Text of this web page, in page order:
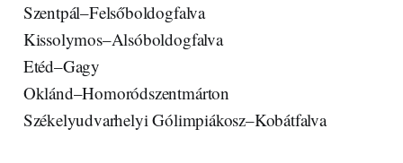
Szentpál–Felsőboldogfalva
Kissolymos–Alsóboldogfalva
Etéd–Gagy
Oklánd–Homoródszentmárton
Székelyudvarhelyi Gólimpiákosz–Kobátfalva